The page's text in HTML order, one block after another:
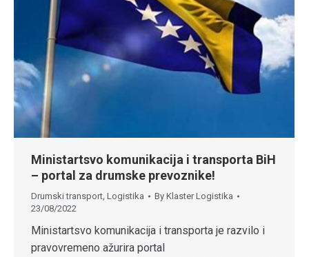
Ministartsvo komunikacija i transporta BiH
– portal za drumske prevoznike!
Drumski transport Logistika By Klaster Logistika
23/08/2022
Ministartsvo komunikacija i transporta je razvilo i
pravovremeno ažurira portal